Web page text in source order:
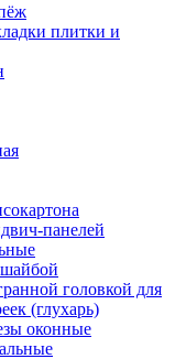
плитки и
панелей
головкой для
(глухарь)
оконные